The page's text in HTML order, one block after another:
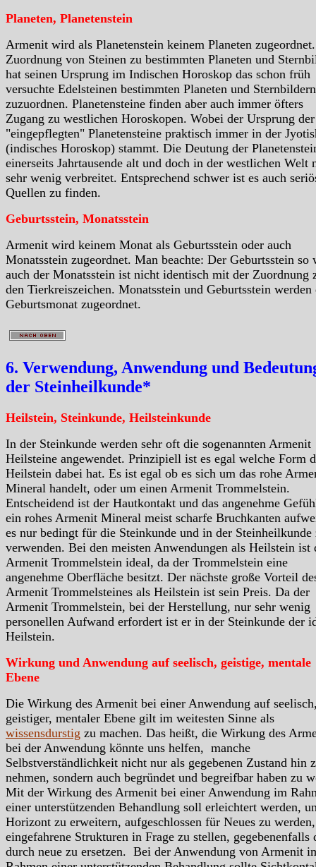
Planeten, Planetenstein
Armenit wird als Planetenstein keinem Planeten
Zuordnung von Steinen zu bestimmten Planeten und
hat seinen Ursprung im Indischen Horoskop das schon früh
versuchte Edelsteinen bestimmten Planeten und Sternbildern
zuzuordnen. Planetensteine finden aber auch immer öfters
Zugang zu westlichen Horoskopen. Wobei der Ursprung der
"eingepflegten" Planetensteine praktisch immer in der
(indisches Horoskop) stammt. Die Deutung der
einerseits Jahrtausende alt und doch in der westlichen Welt
sehr wenig verbreitet. Entsprechend schwer ist es auch
Quellen zu finden.
Geburtsstein, Monatsstein
Armenit wird keinem Monat als Geburtsstein oder auch
Monatsstein zugeordnet. Man beachte: Der Geburtsstein so
auch der Monatsstein ist nicht identisch mit der Zuordnung
den Tierkreiszeichen. Monatsstein und Geburtsstein werden
Geburtsmonat zugeordnet.
6. Verwendung, Anwendung und
der Steinheilkunde*
Heilstein, Steinkunde, Heilsteinkunde
In der Steinkunde werden sehr oft die sogenannten Armenit
Heilsteine angewendet. Prinzipiell ist es egal welche Form
Heilstein dabei hat. Es ist egal ob es sich um das rohe
Mineral handelt, oder um einen Armenit Trommelstein.
Entscheidend ist der Hautkontakt und das angenehme
ein rohes Armenit Mineral meist scharfe Bruchkanten
es nur bedingt für die Steinkunde und in der Steinheilkunde
verwenden. Bei den meisten Anwendungen als Heilstein ist
Armenit Trommelstein ideal, da der Trommelstein eine
angenehme Oberfläche besitzt. Der nächste große Vorteil
Armenit Trommelsteines als Heilstein ist sein Preis. Da der
Armenit Trommelstein, bei der Herstellung, nur sehr wenig
personellen Aufwand erfordert ist er in der Steinkunde der
Heilstein.
Wirkung und Anwendung auf seelisch, geistige, mentale
Ebene
Die Wirkung des Armenit bei einer Anwendung auf
geistiger, mentaler Ebene gilt im weitesten Sinne als
wissensdurstig zu machen. Das heißt, die Wirkung des
bei der Anwendung könnte uns helfen, manche
Selbstverständlichkeit nicht nur als gegebenen Zustand hin
nehmen, sondern auch begründet und begreifbar haben zu
Mit der Wirkung des Armenit bei einer Anwendung im
einer unterstützenden Behandlung soll erleichtert werden,
Horizont zu erweitern, aufgeschlossen für Neues zu werden,
eingefahrene Strukturen in Frage zu stellen, gegebenenfalls
durch neue zu ersetzen. Bei der Anwendung von Armenit